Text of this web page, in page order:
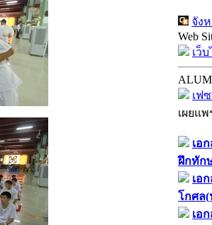
จัง
Web
เว็
เฟ
เผยแ
เอ
ฝึกทัก
เอ
โกศล
เอ